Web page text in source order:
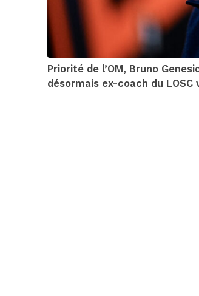
Priorité de l’OM, Bruno
désormais ex-coach du